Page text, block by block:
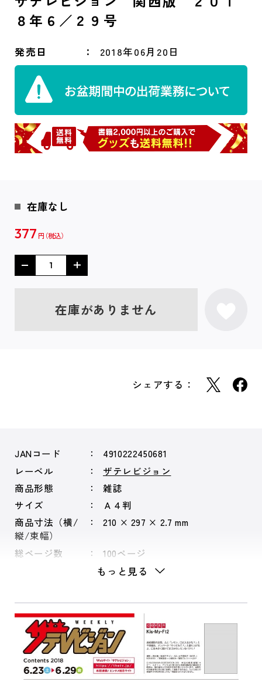
８年６／２９号
発売日 2018年06月20日
在庫なし
377 円
在庫がありません
シェアする：
JANコード
4910222450681
レーベル
ザテレビジョン
商品形態
雑誌
サイズ
Ａ４判
商品寸法（横/
縦/束幅）
210 × 297 × 2.7 mm
総ページ数 100ページ
もっと見る